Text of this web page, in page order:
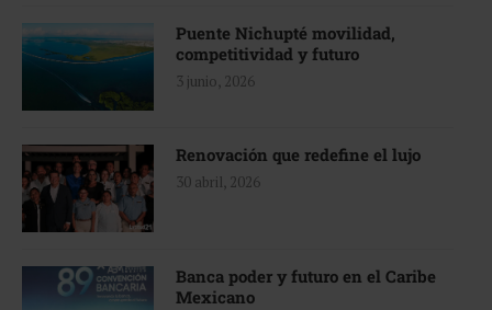
Puente Nichupté movilidad,
competitividad y futuro
3 junio, 2026
Renovación que redefine el lujo
30 abril, 2026
Banca poder y futuro en el Caribe
Mexicano